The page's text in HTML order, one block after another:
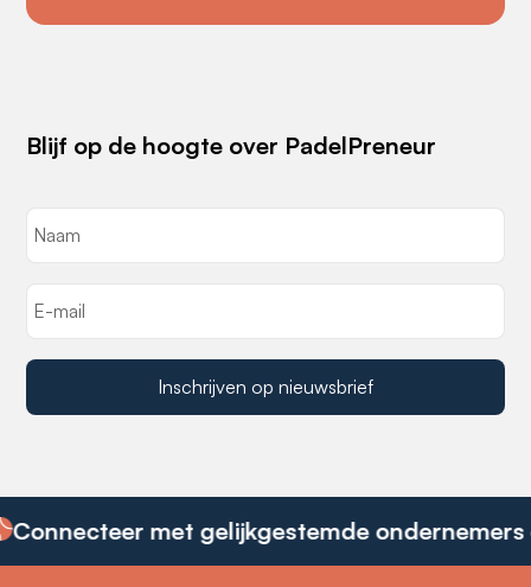
Blijf op de hoogte over PadelPreneur
Inschrijven op nieuwsbrief
met gelijkgestemde ondernemers en